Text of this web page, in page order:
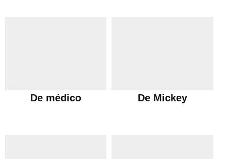
De médico De Mickey